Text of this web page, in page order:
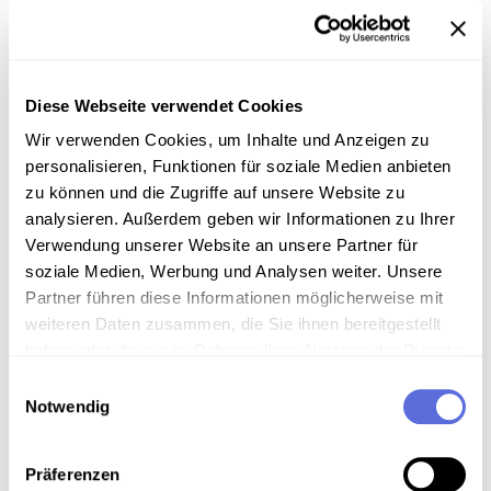
Diese Webseite verwendet Cookies
Wir verwenden Cookies, um Inhalte und Anzeigen zu
personalisieren, Funktionen für soziale Medien anbieten
zu können und die Zugriffe auf unsere Website zu
analysieren. Außerdem geben wir Informationen zu Ihrer
Verwendung unserer Website an unsere Partner für
soziale Medien, Werbung und Analysen weiter. Unsere
Partner führen diese Informationen möglicherweise mit
weiteren Daten zusammen, die Sie ihnen bereitgestellt
Notwendig
Präferenzen
Politik;Medien und
Typ: audio
Inhalt: Gewehrsalven, Maschinenpistolen,
Rundfunkgebäude, Zentralkomittee, ZK,
Okkupation, Truppen , Nachrichten
EINMARSCH DER WARSCHAUER PAKT
TRUPPEN IN DIE CSSR: UNO-
WELTSICHERHEITSRAT
Muschik, Jan [Interviewte/r]
Datum: 1968.08.22 [Sendedatum]
Radiosendung-Mitschnitt
20. Jahrhundert -